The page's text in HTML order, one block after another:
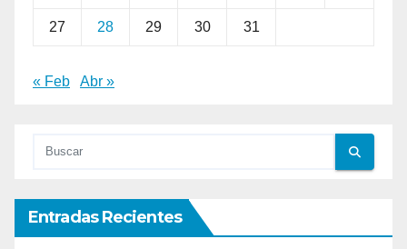
27 28 29 30 31
« Feb Abr »
Entradas Recientes